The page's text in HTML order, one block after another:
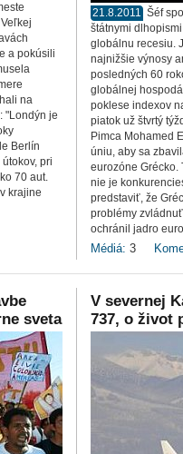
a pokúsili
na
"Londýn je
Berlín
pri
70 aut.
krajine
21.8.2011 Šéf
štátnymi
globálnu recesiu.
najnižšie výnosy
posledných 60
globálnej
poklese indexov
piatok už štvrtý
Pimca Mohamed
úniu, aby sa
eurozóne Grécko.
nie je
predstaviť, že
problémy
ochránil jadro
Médiá: 3
sveta
V severnej
737, o život